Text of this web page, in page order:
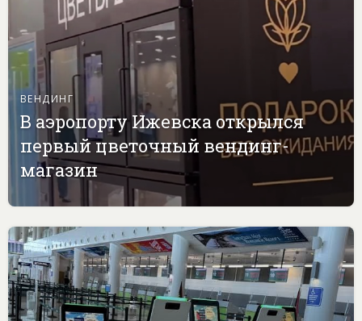
ВЕНДИНГ
В аэропорту Ижевска открылся
первый цветочный вендинг-
магазин